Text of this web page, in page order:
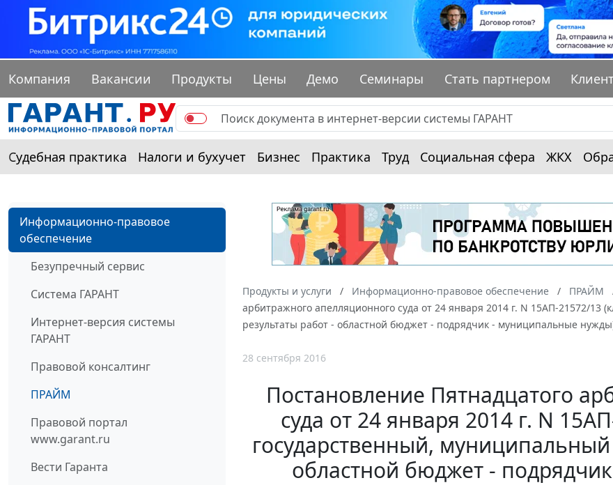
Компания Вакансии Продукты Цены Демо Семинары Стать партнером
Судебная практика Налоги и бухучет Бизнес Практика Труд Социальная сфера ЖКХ
Информационно-правовое
обеспечение
Безупречный сервис
Система ГАРАНТ
Интернет-версия системы
ГАРАНТ
Правовой консалтинг
ПРАЙМ
Правовой портал
www.garant.ru
Вести Гаранта
Продукты и услуги Информационно-правовое обеспечение ПРАЙМ
арбитражного апелляционного суда от 24 января 2014 г. N 15АП-21572/
результаты работ - областной бюджет - подрядчик - муниципальные
28 сентября 2016
Постановление Пятнадцатого
суда от 24 января 2014 г. N
государственный, муниципальный
областной бюджет -